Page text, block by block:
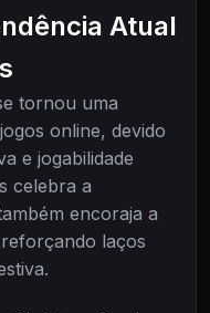
Atual
tornou uma
online, devido
e jogabilidade
celebra a
encoraja a
laços